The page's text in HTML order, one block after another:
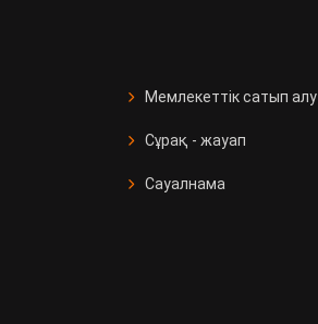
Мемлекеттік сатып алу
Сұрақ - жауап
Сауалнама